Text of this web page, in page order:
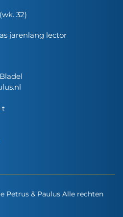
32)
jarenlang lector
t
Petrus & Paulus Alle rechten